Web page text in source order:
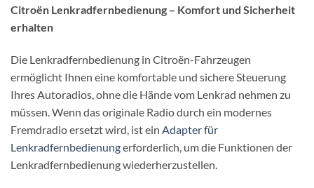
Citroën Lenkradfernbedienung – Komfort und Sicherheit
erhalten
Die Lenkradfernbedienung in Citroën-Fahrzeugen
ermöglicht Ihnen eine komfortable und sichere Steuerung
Ihres Autoradios, ohne die Hände vom Lenkrad nehmen zu
müssen. Wenn das originale Radio durch ein modernes
Fremdradio ersetzt wird, ist ein Adapter für
Lenkradfernbedienungerforderlich, um die Funktionen der
Lenkradfernbedienung wiederherzustellen.